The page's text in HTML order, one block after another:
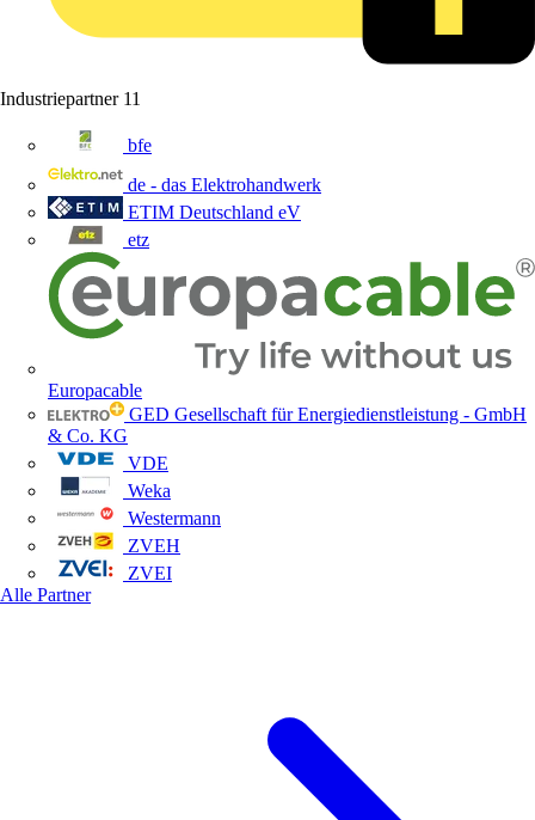
Industriepartner 11
bfe
de - das Elektrohandwerk
ETIM Deutschland eV
etz
Europacable
GED Gesellschaft für Energiedienstleistung - GmbH
& Co. KG
VDE
Weka
Westermann
ZVEH
ZVEI
Alle Partner